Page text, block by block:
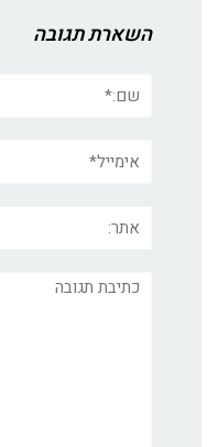
השארת תגובה
תגובה